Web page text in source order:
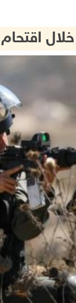
اقتحام